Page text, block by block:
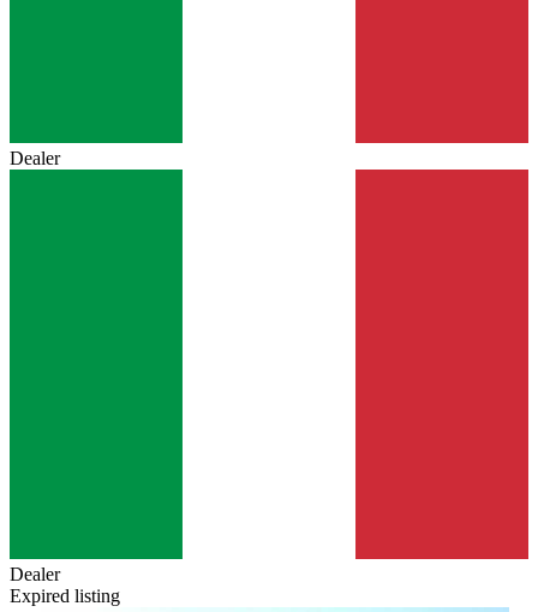
Dealer
Dealer
Expired listing